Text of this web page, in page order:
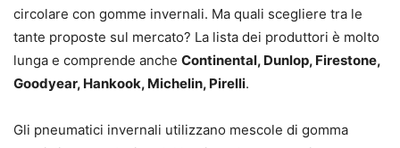
circolare con gomme invernali. Ma quali scegliere tra le
tante proposte sul mercato? La lista dei produttori è molto
lunga e comprende anche Continental, Dunlop, Firestone,
Goodyear, Hankook, Michelin, Pirelli.
Gli pneumatici invernali utilizzano mescole di gomma